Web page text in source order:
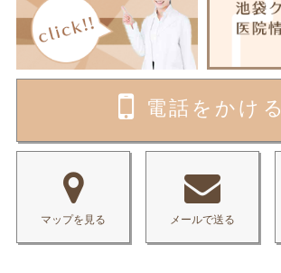
電話をかける
マップを見る メールで送る